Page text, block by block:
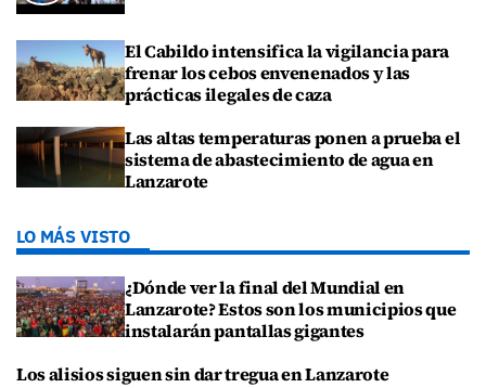
El Cabildo intensifica la vigilancia para
frenar los cebos envenenados y las
prácticas ilegales de caza
Las altas temperaturas ponen a prueba el
sistema de abastecimiento de agua en
Lanzarote
LO MÁS VISTO
¿Dónde ver la final del Mundial en
Lanzarote? Estos son los municipios que
instalarán pantallas gigantes
Los alisios siguen sin dar tregua en Lanzarote